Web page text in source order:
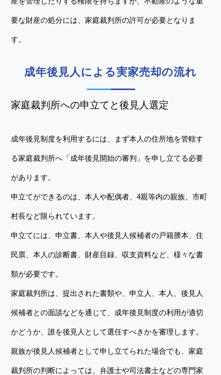
要な財産の処分には、家庭裁判所の許可が必要となりま
す。
成年後見人による実家売却の流れ
家庭裁判所への申立てと後見人選定
成年後見制度を利用するには、まず本人の住所地を管轄す
る家庭裁判所へ「成年後見開始の審判」を申し立てる必要
があります。
申立てができるのは、本人や配偶者、4親等内の親族、市町
村長など限られています。
申立てには、申立書、本人や後見人候補者の戸籍謄本、住
民票、本人の診断書、財産目録、収支資料など、様々な書
類が必要です。
家庭裁判所は、提出された書類や、申立人、本人、後見人
候補者との面談などを通じて、成年後見制度の利用が適切
かどうか、誰を後見人として選任すべきかを審理します。
親族が後見人候補者として申し立てられた場合でも、家庭
裁判所の判断によっては、弁護士や司法書士などの専門家